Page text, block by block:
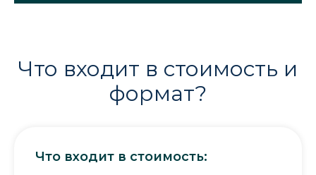
Что входит в стоимость и
формат?
Что входит в стоимость: